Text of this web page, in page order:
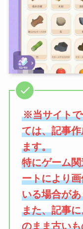
※当サイトで
ては、記事
ます。
特にゲーム
ートにより
いる場合が
また、記事
のまま古い